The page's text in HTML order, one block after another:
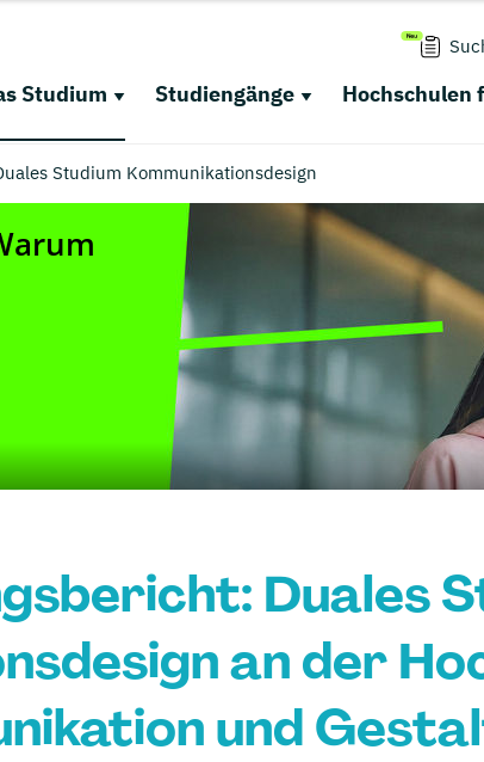
Studium Studiengänge Hochschulen
Studium Kommunikationsdesign
Duales
an der
und